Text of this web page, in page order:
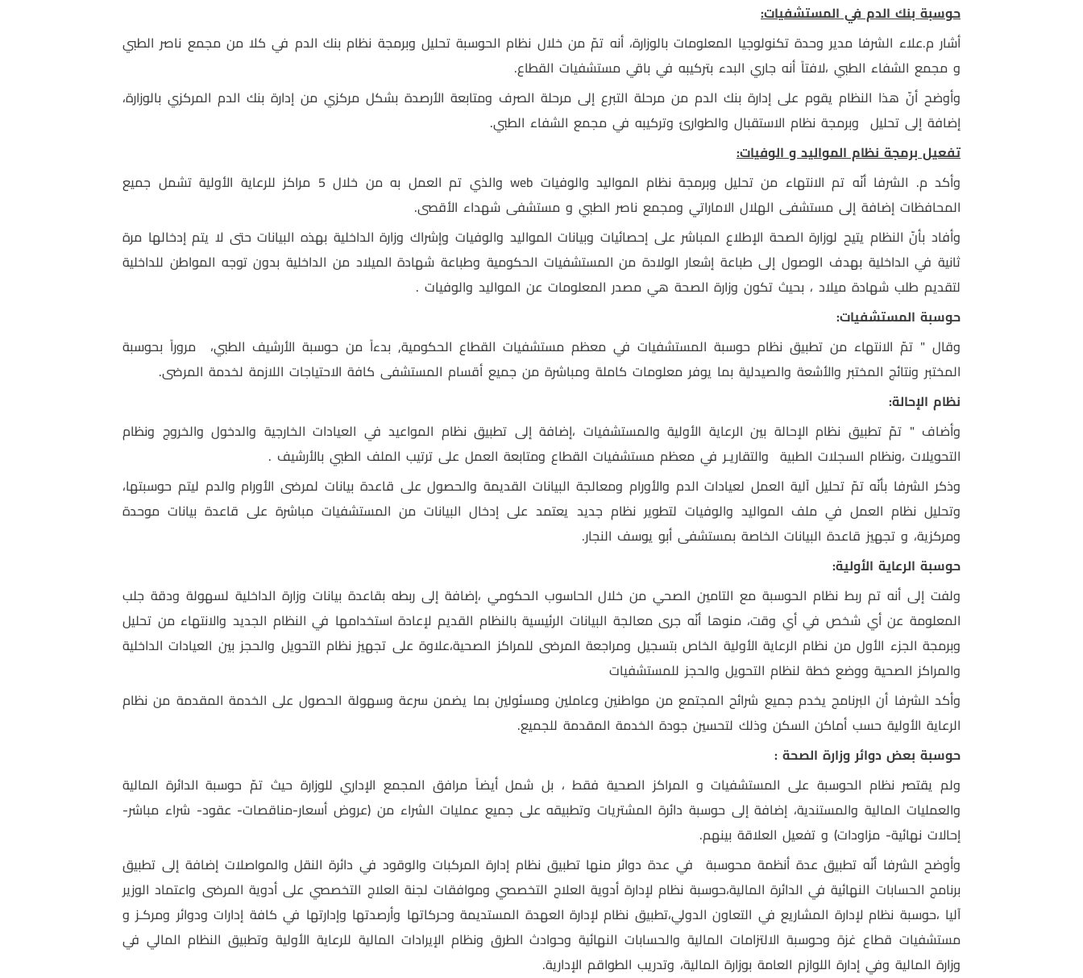
حوسبة بنك الدم في المستشفيات:
أشار م.علاء الشرفا مدير وحدة تكنولوجيا المعلومات بالوزارة، أنه تمّ من خلال نظام الحوسبة تحليل وبرمجة نظام بنك الدم في كلا من مجمع ناصر الطبي
و مجمع الشفاء الطبي ،لافتاً أنه جاري البدء بتركيبه في باقي مستشفيات القطاع.
وأوضح أنّ هذا النظام يقوم على إدارة بنك الدم من مرحلة التبرع إلى مرحلة الصرف ومتابعة الأرصدة بشكل مركزي من إدارة بنك الدم المركزي بالوزارة،
إضافة إلى تحليل وبرمجة نظام الاستقبال والطوارئ وتركيبه في مجمع الشفاء الطبي.
تفعيل برمجة نظام المواليد و الوفيات:
وأكد م. الشرفا أنّه تم الانتهاء من تحليل وبرمجة نظام المواليد والوفيات web
والذي تم العمل به من خلال 5 مراكز للرعاية الأولية تشمل جميع
المحافظات إضافة إلى مستشفى الهلال الاماراتي ومجمع ناصر الطبي و مستشفى شهداء الأقصى.
وأفاد بأنّ النظام يتيح لوزارة الصحة الإطلاع المباشر على إحصائيات وبيانات المواليد والوفيات وإشراك وزارة الداخلية بهذه البيانات حتى لا يتم إدخالها مرة
ثانية في الداخلية بهدف الوصول إلى طباعة إشعار الولادة من المستشفيات الحكومية وطباعة شهادة الميلاد من الداخلية بدون توجه المواطن للداخلية
لتقديم طلب شهادة ميلاد ، بحيث تكون وزارة الصحة هي مصدر المعلومات عن المواليد والوفيات .
حوسبة المستشفيات:
وقال " تمّ الانتهاء من تطبيق نظام حوسبة المستشفيات في معظم مستشفيات القطاع الحكومية, بدءاً من حوسبة الأرشيف الطبي، مروراً بحوسبة
المختبر ونتائج المختبر والأشعة والصيدلية بما يوفر معلومات كاملة ومباشرة من جميع أقسام المستشفى كافة الاحتياجات اللازمة لخدمة المرضى.
نظام الإحالة:
وأضاف " تمّ تطبيق نظام الإحالة بين الرعاية الأولية والمستشفيات ،إضافة إلى تطبيق نظام المواعيد في العيادات الخارجية والدخول والخروج ونظام
التحويلات ،ونظام السجلات الطبية والتقاريـر في معظم مستشفيات القطاع ومتابعة العمل على ترتيب الملف الطبي بالأرشيف .
وذكر الشرفا بأنّه تمّ تحليل آلية العمل لعيادات الدم والأورام ومعالجة البيانات القديمة والحصول على قاعدة بيانات لمرضى الأورام والدم ليتم حوسبتها،
وتحليل نظام العمل في ملف المواليد والوفيات لتطوير نظام جديد يعتمد على إدخال البيانات من المستشفيات مباشرة على قاعدة بيانات موحدة
ومركزية، و تجهيز قاعدة البيانات الخاصة بمستشفى أبو يوسف النجار.
حوسبة الرعاية الأولية:
ولفت إلى أنه تم ربط نظام الحوسبة مع التامين الصحي من خلال الحاسوب الحكومي ،إضافة إلى ربطه بقاعدة بيانات وزارة الداخلية لسهولة ودقة جلب
المعلومة عن أي شخص في أي وقت، منوها أنّه جرى معالجة البيانات الرئيسية بالنظام القديم لإعادة استخدامها في النظام الجديد والانتهاء من تحليل
وبرمجة الجزء الأول من نظام الرعاية الأولية الخاص بتسجيل ومراجعة المرضى للمراكز الصحية،علاوة على تجهيز نظام التحويل والحجز بين العيادات الداخلية
والمراكز الصحية ووضع خطة لنظام التحويل والحجز للمستشفيات
وأكد الشرفا أن البرنامجيخدم جميع شرائح المجتمع من مواطنين وعاملين ومسئولين بما يضمن سرعة وسهولة الحصول على الخدمة المقدمة من نظام
الرعاية الأولية حسب أماكن السكن وذلك لتحسين جودة الخدمة المقدمة للجميع.
حوسبة بعض دوائر وزارة الصحة :
ولم يقتصر نظام الحوسبة على المستشفيات و المراكز الصحية فقط ، بل شمل أيضاً مرافق المجمع الإداري للوزارة حيث تمّ حوسبة الدائرة المالية
والعمليات المالية والمستندية، إضافة إلى حوسبة دائرة المشتريات وتطبيقه على جميع عمليات الشراء من (عروض أسعار-مناقصات- عقود- شراء مباشر-
إحالات نهائية- مزاودات) و تفعيل العلاقة بينهم.
وأوضح الشرفا أنّه تطبيق عدة أنظمة محوسبة في عدة دوائر منهاتطبيق نظام إدارة المركبات والوقود في دائرة النقل والمواصلات إضافة إلى تطبيق
برنامج الحسابات النهائية في الدائرة المالية،حوسبة نظام لإدارة أدوية العلاج التخصصي وموافقات لجنة العلاج التخصصي على أدوية المرضى واعتماد الوزير
آليا ،حوسبة نظام لإدارة المشاريع في التعاون الدولي،تطبيق نظام لإدارة العهدة المستديمة وحركاتها وأرصدتها وإدارتها في كافة إدارات ودوائر ومركـز و
مستشفيات قطاع غزة وحوسبة الالتزامات المالية والحسابات النهائية وحوادث الطرق ونظام الإيرادات المالية للرعاية الأولية وتطبيق النظام المالي في
وزارة المالية وفي إدارة اللوازم العامة بوزارة المالية، وتدريب الطواقم الإدارية.